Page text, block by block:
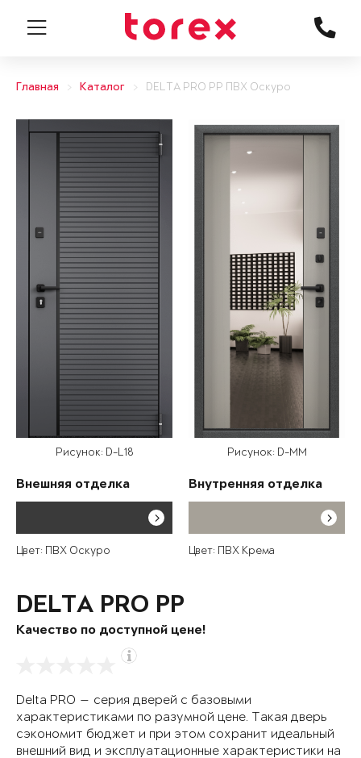
Главная Каталог DELTA PRO PP ПВХ Оскуро
Рисунок: D-L18
Внешняя отделка
Цвет: ПВХ Оскуро
Рисунок: D-MM
Внутренняя отделка
Цвет: ПВХ Крема
DELTA PRO PP
Качество по доступной цене!
Delta PRO — серия дверей с базовыми
характеристиками по разумной цене. Такая дверь
сэкономит бюджет и при этом сохранит идеальный
внешний вид и эксплуатационные характеристики на